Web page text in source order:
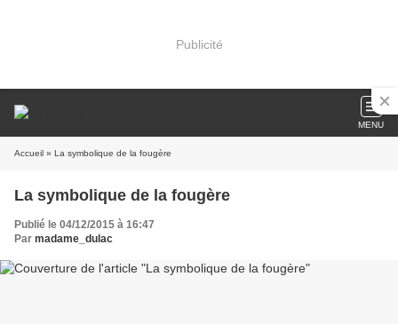
Publicité
MENU
Accueil » La symbolique de la fougère
La symbolique de la fougère
Publié le 04/12/2015 à 16:47
Par madame_dulac